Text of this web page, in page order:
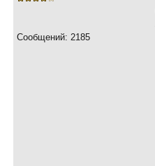
Сообщений: 2185